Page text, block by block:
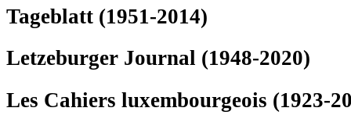
Tageblatt (1951-2014)
Letzeburger Journal (1948-2020)
Les Cahiers luxembourgeois (1923-